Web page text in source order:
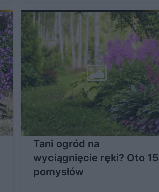
Tani ogród na
wyciągnięcie ręki? Oto 15
pomysłów